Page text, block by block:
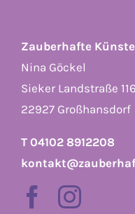
Zauberhafte Künste
Nina Göckel
Sieker Landstraße
22927 Großhansdorf
T 04102 8912208